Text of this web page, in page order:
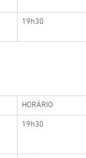
19h30
HORÁRIO
19h30